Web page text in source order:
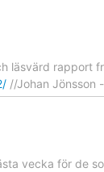
läsvärd rapport
//Johan Jönsson
vecka för de